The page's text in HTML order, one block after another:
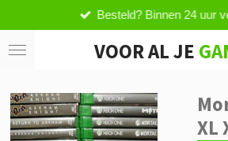
direct
naar
VOOR AL JE
Besteld? Binnen 24 uur
XL